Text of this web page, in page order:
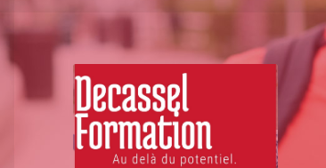
à
la
navigation
au
contenu